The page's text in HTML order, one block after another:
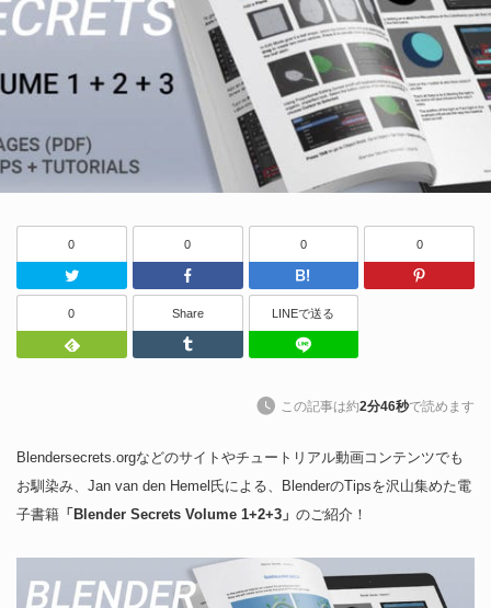
0
Twitter
0
Facebook
0
はてなブッ
0
0
Feedly
Share
Tumblr
LINEで送る
この記事は約2分46秒で読めます
Blendersecrets.orgなどのサイトやチュートリアル動画コンテンツでも
お馴染み、Jan van den Hemel氏による、BlenderのTipsを沢山集めた電
子書籍 「Blender Secrets Volume 1+2+3」 のご紹介！